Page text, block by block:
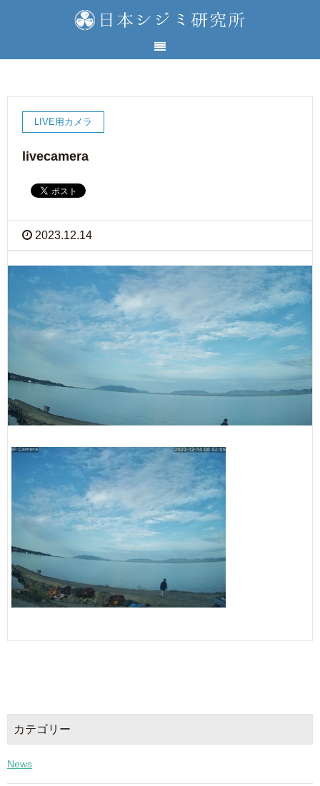
LIVE用カメラ
livecamera
2023.12.14
カテゴリー
News